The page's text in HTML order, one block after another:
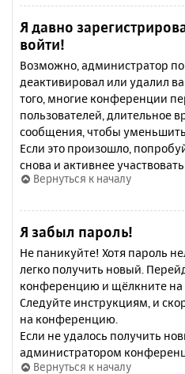
Я давно
войти!
Возможно, администратор
деактивировал или удалил
того, многие конференции
пользователей, длительное
сообщения, чтобы
Если это произошло,
снова и активнее
Вернуться к началу
Я забыл пароль!
Не паникуйте! Хотя пароль
легко получить новый.
конференцию и щёлкните на
Следуйте инструкциям, и
на конференцию.
Если не удалось получить
администратором
Вернуться к началу